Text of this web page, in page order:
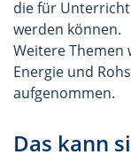
die für
werden können.
Weitere Themen
Energie und
aufgenommen.
Das kann